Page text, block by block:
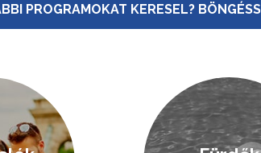
PROGRAMOKAT KERESEL?